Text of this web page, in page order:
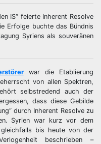
IS“ feierte Inherent Resolve
Erfolge buchte das Bündnis
Syriens als souveränen
war die Etablierung
von allen Spektren,
selbstredend auch der
dass diese Gebilde
durch Inherent Resolve zu
Syrien war kurz vor dem
bis heute von der
beschrieben –